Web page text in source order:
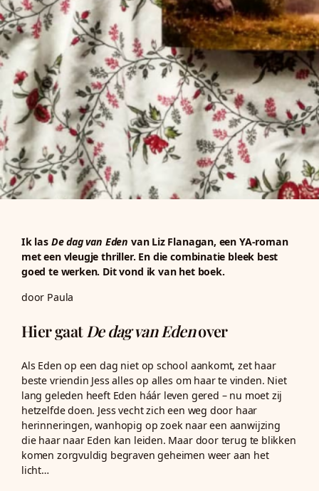
Ik las De dag van Eden van Liz Flanagan, een YA-roman
met een vleugje thriller. En die combinatie bleek best
goed te werken. Dit vond ik van het boek.
door Paula
Hier gaat De dag van Edenover
Als Eden op een dag niet op school aankomt, zet haar
beste vriendin Jess alles op alles om haar te vinden. Niet
lang geleden heeft Eden háár leven gered – nu moet zij
hetzelfde doen. Jess vecht zich een weg door haar
herinneringen, wanhopig op zoek naar een aanwijzing
die haar naar Eden kan leiden. Maar door terug te blikken
komen zorgvuldig begraven geheimen weer aan het
licht…